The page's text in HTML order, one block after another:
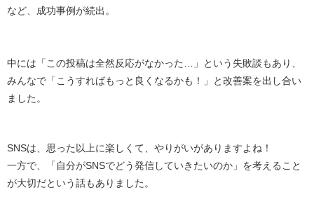
など、成功事例が続出。
中には「この投稿は全然反応がなかった…」という失敗談もあり、
みんなで「こうすればもっと良くなるかも！」と改善案を出し合い
ました。
SNSは、思った以上に楽しくて、やりがいがありますよね！
一方で、「自分がSNSでどう発信していきたいのか」を考えること
が大切だという話もありました。